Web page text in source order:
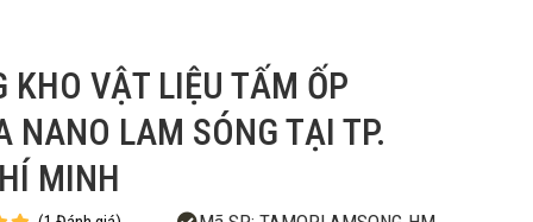
KHO VẬT LIỆU TẤM ỐP
NANO LAM SÓNG TẠI TP.
MINH